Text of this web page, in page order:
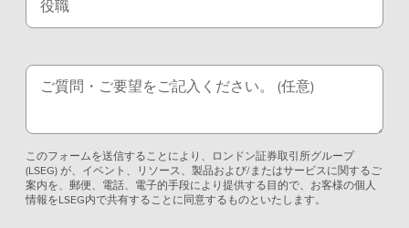
役職
ご質問・ご要望をご記入ください。 (任意)
このフォームを送信することにより、ロンドン証券取引所グループ
(LSEG) が、イベント、リソース、製品および/またはサービスに関するご
案内を、郵便、電話、電子的手段により提供する目的で、お客様の個人
情報をLSEG内で共有することに同意するものといたします。